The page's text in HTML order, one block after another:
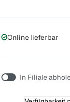
Online lieferbar
In Filiale